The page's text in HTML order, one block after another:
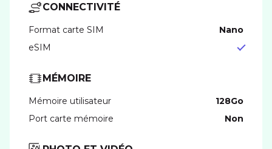
CONNECTIVITÉ
Format carte SIM
nano
eSIM
MÉMOIRE
Mémoire utilisateur
128Go
Port carte mémoire
Non